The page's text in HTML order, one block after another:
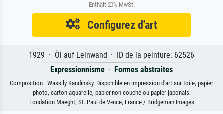
Enthält 20% MwSt.
Configurez d'art
1929 · Öl auf Leinwand · ID de la peinture: 62526
Expressionnisme · Formes abstraites
Composition · Wassily Kandinsky. Disponible en impression d'art sur toile, papier
photo, carton aquarelle, papier non couché ou papier japonais.
Fondation Maeght, St. Paul de Vence, France / Bridgeman Images